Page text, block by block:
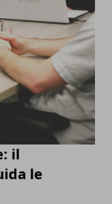
il
le